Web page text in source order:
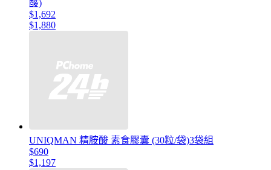
酸)
$1,692
$1,880
UNIQMAN 精胺酸 素食膠囊 (30粒/袋)3袋組
$690
$1,197